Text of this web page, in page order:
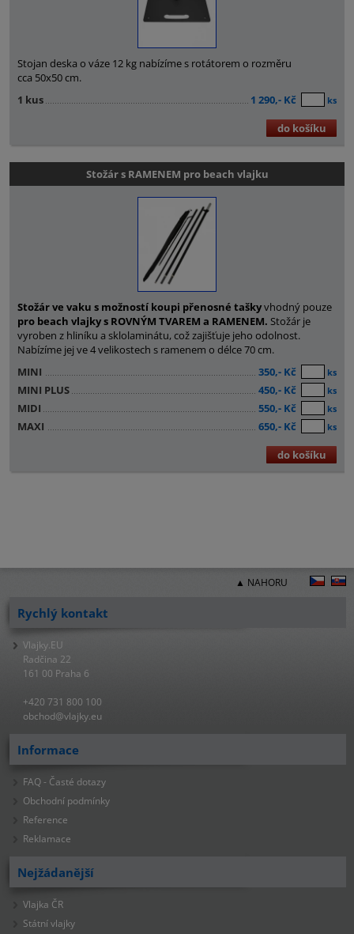
Stojan deska o váze 12 kg nabízíme s rotátorem o rozměru
cca 50x50 cm.
1 kus
1 290,- Kč ks
do košíku
Stožár s RAMENEM pro beach vlajku
Stožár ve vaku s možností koupi přenosné taškyvhodný pouze
pro beach vlajky s ROVNÝM TVAREM a RAMENEM. Stožár je
vyroben z hliníku a sklolaminátu, což zajišťuje jeho odolnost.
Nabízíme jej ve 4 velikostech s ramenem o délce 70 cm.
MINI
350,- Kč ks
MINI PLUS 450,- Kč ks
MIDI 550,- Kč ks
MAXI 650,- Kč ks
do košíku
▲ NAHORU
Rychlý kontakt
Vlajky.EU
Radčina 22
161 00 Praha 6
+420 731 800 100
obchod@vlajky.eu
Informace
FAQ - Časté dotazy
Obchodní podmínky
Reference
Reklamace
Nejžádanější
Vlajka ČR
Státní vlajky